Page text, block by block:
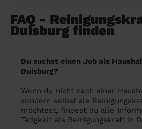
FAQ -
Duisburg finden
Du suchst einen Job als
Duisburg?
Wenn du nicht nach einer
sondern selbst als
möchtest, findest du alle
Tätigkeit als Reinigungskraft in